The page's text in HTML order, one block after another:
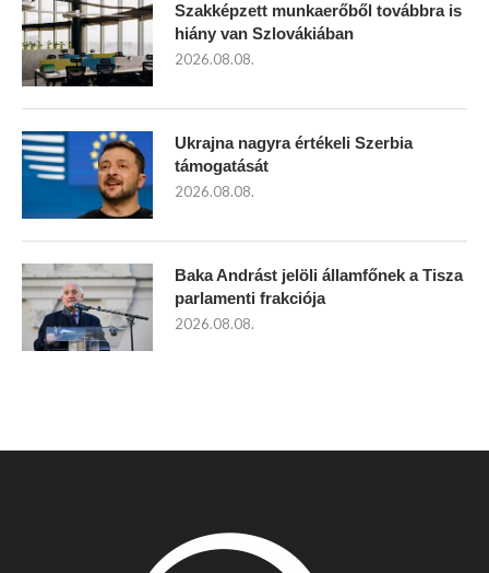
Szakképzett munkaerőből továbbra is
hiány van Szlovákiában
2026.08.08.
Ukrajna nagyra értékeli Szerbia
támogatását
2026.08.08.
Baka Andrást jelöli államfőnek a Tisza
parlamenti frakciója
2026.08.08.